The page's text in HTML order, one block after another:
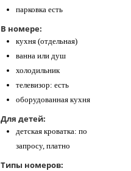
парковка есть
В номере:
кухня (отдельная)
ванна или душ
холодильник
телевизор: есть
оборудованная кухня
Для детей:
детская кроватка: по
запросу, платно
Типы номеров: